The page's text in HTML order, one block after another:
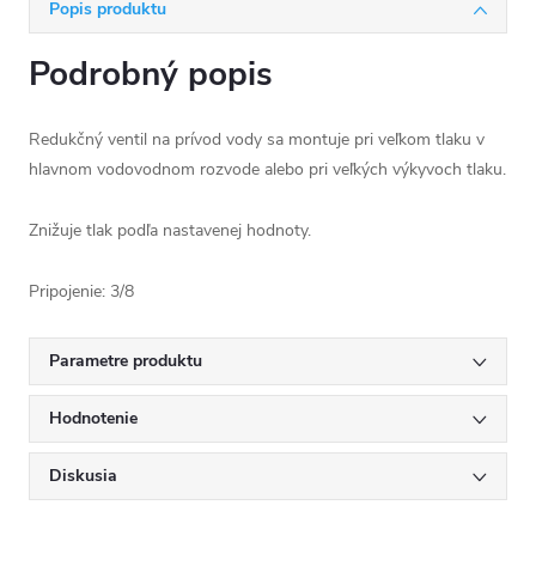
Popis produktu
Podrobný popis
Redukčný ventil na prívod vody sa montuje pri veľkom tlaku v
hlavnom vodovodnom rozvode alebo pri veľkých výkyvoch tlaku.
Znižuje tlak podľa nastavenej hodnoty.
Pripojenie: 3/8
Parametre produktu
Hodnotenie
Diskusia